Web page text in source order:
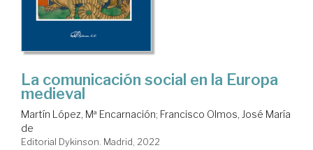
La comunicación social en la Europa
medieval
Martín López, Mª Encarnación; Francisco Olmos, José María
de
Editorial Dykinson. Madrid, 2022